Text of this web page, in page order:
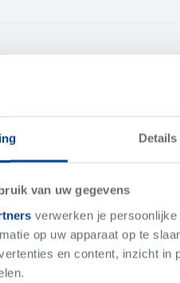
Details
van uw gegevens
verwerken je
op uw apparaat op te
en content, inzicht